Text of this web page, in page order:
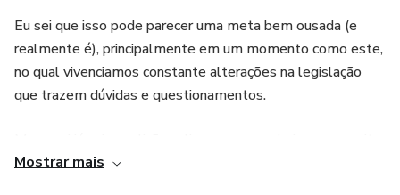
Eu sei que isso pode parecer uma meta bem ousada (e
realmente é), principalmente em um momento como este,
no qual vivenciamos constante alterações na legislação
que trazem dúvidas e questionamentos.
ter bons resultados mesmo em tempos difíceis:
Mostrar mais